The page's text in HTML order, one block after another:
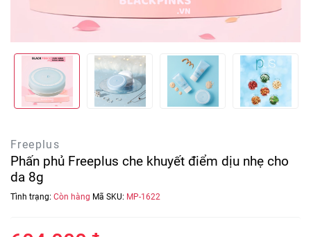
Freeplus
Phấn phủ Freeplus che khuyết điểm dịu nhẹ cho
da 8g
Tình trạng: Còn hàng Mã SKU: MP-1622